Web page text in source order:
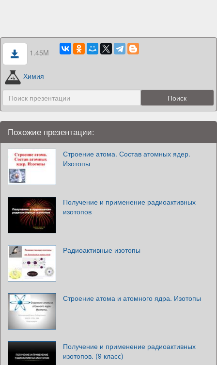
1.45M
Химия
Похожие презентации:
Строение атома. Состав атомных ядер.
Изотопы
Получение и применение радиоактивных
изотопов
Радиоактивные изотопы
Строение атома и атомного ядра. Изотопы
Получение и применение радиоактивных
изотопов. (9 класс)